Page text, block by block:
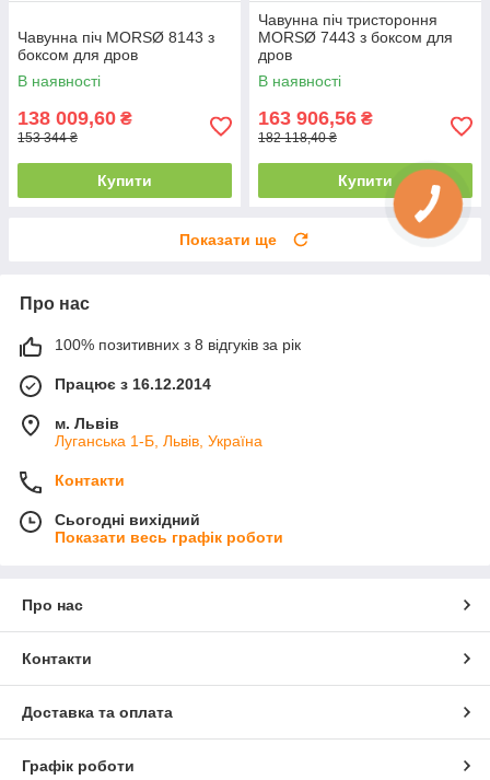
Чавунна піч MORSØ 8143 з
боксом для дров
В наявності
138 009,60 ₴
153 344 ₴
Купити
Чавунна піч тристороння
MORSØ 7443 з боксом для
дров
В наявності
163 906,56 ₴
182 118,40 ₴
Купити
Показати ще
Про нас
100% позитивних з 8 відгуків за рік
Працює з 16.12.2014
м. Львів
Луганська 1-Б, Львів, Україна
Контакти
Сьогодні вихідний
Показати весь графік роботи
Про нас
Контакти
Доставка та оплата
Графік роботи